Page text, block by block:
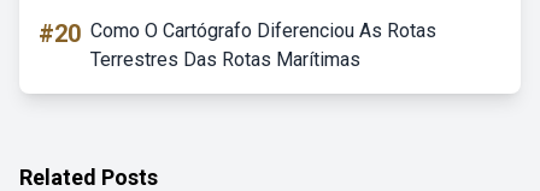
#20 Como O Cartógrafo Diferenciou As Rotas
Terrestres Das Rotas Marítimas
Related Posts